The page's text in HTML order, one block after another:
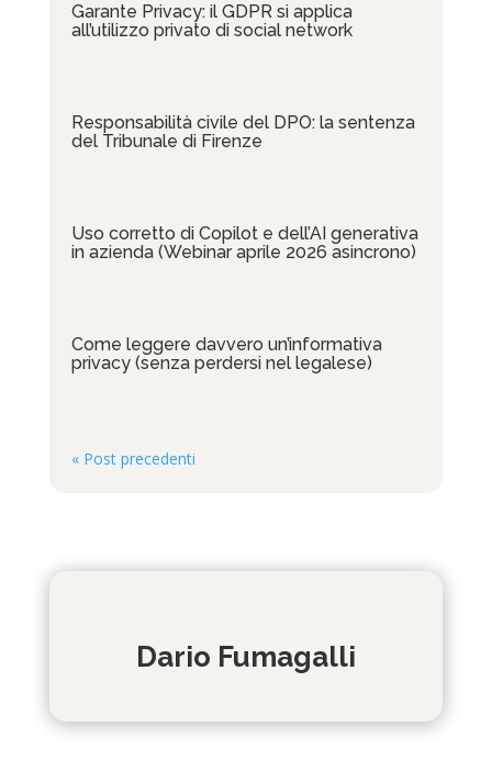
Garante Privacy: il GDPR si applica
all’utilizzo privato di social network
Responsabilità civile del DPO: la sentenza
del Tribunale di Firenze
Uso corretto di Copilot e dell’AI generativa
in azienda (Webinar aprile 2026 asincrono)
Come leggere davvero un’informativa
privacy (senza perdersi nel legalese)
« Post precedenti
Dario Fumagalli